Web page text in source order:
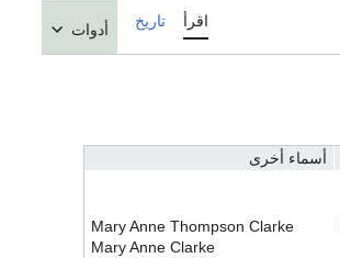
اقرأ تاريخ أدوات
أسماء أخرى
Mary Anne Thompson Clarke
Mary Anne Clarke